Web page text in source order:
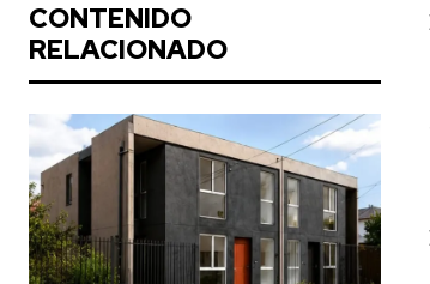
CONTENIDO
RELACIONADO